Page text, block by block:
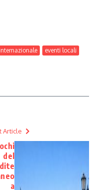
eventi locali
Article
del
a